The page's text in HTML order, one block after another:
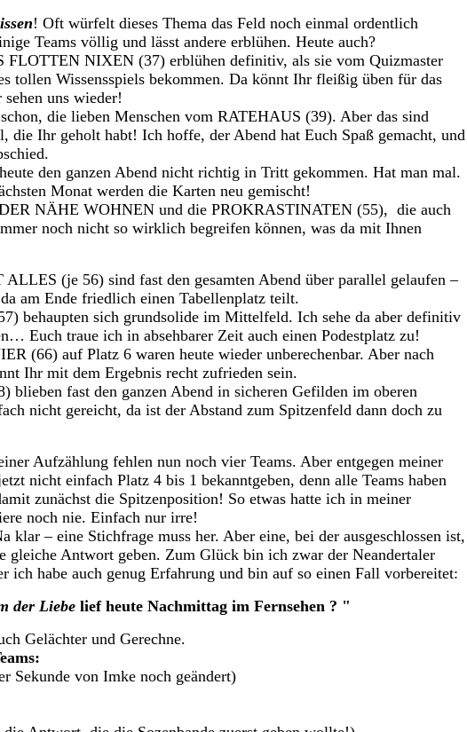
! Oft würfelt dieses Thema das Feld noch einmal ordentlich
Teams völlig und lässt andere erblühen. Heute auch?
FLOTTEN NIXEN (37) erblühen definitiv, als sie vom Quizmaster
tollen Wissensspiels bekommen. Da könnt Ihr fleißig üben für das
uns wieder!
die lieben Menschen vom RATEHAUS (39). Aber das sind
die Ihr geholt habt! Ich hoffe, der Abend hat Euch Spaß gemacht, und
den ganzen Abend nicht richtig in Tritt gekommen. Hat man mal.
Monat werden die Karten neu gemischt!
NÄHE WOHNEN und die PROKRASTINATEN (55), die auch
noch nicht so wirklich begreifen können, was da mit Ihnen
(je 56) sind fast den gesamten Abend über parallel gelaufen –
am Ende friedlich einen Tabellenplatz teilt.
behaupten sich grundsolide im Mittelfeld. Ich sehe da aber definitiv
Euch traue ich in absehbarer Zeit auch einen Podestplatz zu!
(66) auf Platz 6 waren heute wieder unberechenbar. Aber nach
Ihr mit dem Ergebnis recht zufrieden sein.
blieben fast den ganzen Abend in sicheren Gefilden im oberen
nicht gereicht, da ist der Abstand zum Spitzenfeld dann doch zu
Aufzählung fehlen nun noch vier Teams. Aber entgegen meiner
nicht einfach Platz 4 bis 1 bekanntgeben, denn alle Teams haben
zunächst die Spitzenposition! So etwas hatte ich in meiner
noch nie. Einfach nur irre!
klar – eine Stichfrage muss her. Aber eine, bei der ausgeschlossen ist,
gleiche Antwort geben. Zum Glück bin ich zwar der Neandertaler
ich habe auch genug Erfahrung und bin auf so einen Fall vorbereitet:
der Liebe lief heute Nachmittag im Fernsehen ? "
Gelächter und Gerechne.
Sekunde von Imke noch geändert)